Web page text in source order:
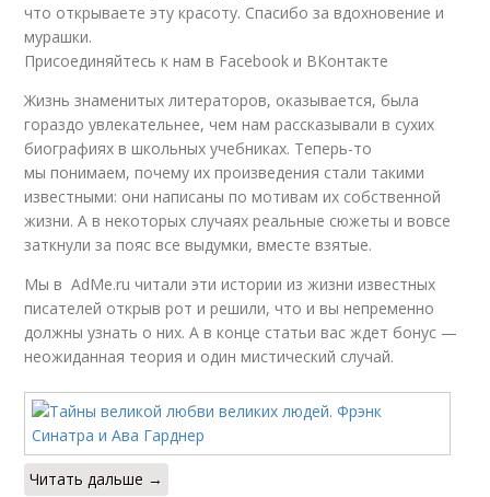
что открываете эту красоту. Спасибо за вдохновение и
мурашки.
Присоединяйтесь к нам в Facebook и ВКонтакте
Жизнь знаменитых литераторов, оказывается, была
гораздо увлекательнее, чем нам рассказывали в сухих
биографиях в школьных учебниках. Теперь-то
мы понимаем, почему их произведения стали такими
известными: они написаны по мотивам их собственной
жизни. А в некоторых случаях реальные сюжеты и вовсе
заткнули за пояс все выдумки, вместе взятые.
Мы в AdMe.ru читали эти истории из жизни известных
писателей открыв рот и решили, что и вы непременно
должны узнать о них. А в конце статьи вас ждет бонус —
неожиданная теория и один мистический случай.
Читать дальше →